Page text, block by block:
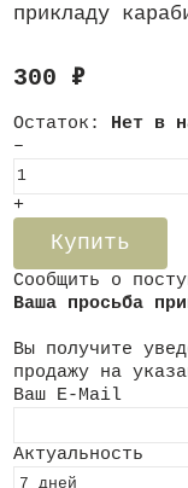
прикладу
300 ₽
Остаток:
Нет в
–
+
Купить
Сообщить о
Ваша просьба
Вы получите
продажу на
Ваш E-Mail
Актуальность